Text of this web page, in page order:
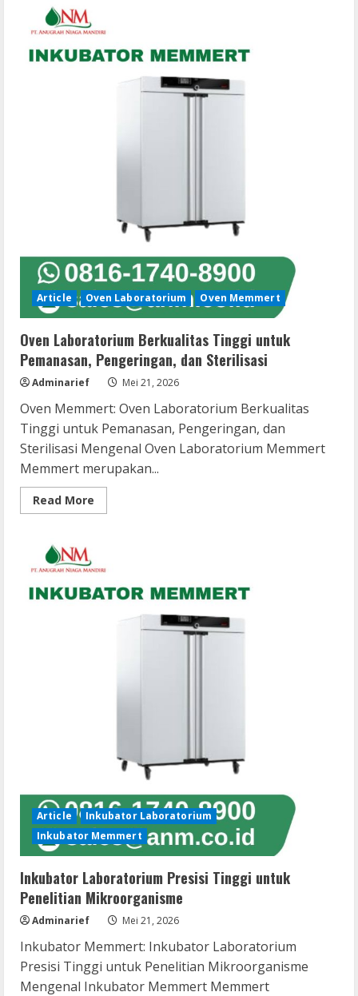
Laboratorium
Modern
untuk
Sterilisasi,
Pengeringan,
Pemanasan
Article Oven Laboratorium Oven Memmert
Oven Laboratorium Berkualitas Tinggi untuk
Pemanasan, Pengeringan, dan Sterilisasi
Adminarief Mei 21, 2026
Oven Memmert: Oven Laboratorium Berkualitas
Tinggi untuk Pemanasan, Pengeringan, dan
Sterilisasi Mengenal Oven Laboratorium Memmert
Memmert merupakan...
Read More
more
Tinggi
untuk
Pemanasan,
Pengeringan,
Sterilisasi
Article
Inkubator Laboratorium
Inkubator Memmert
Inkubator Laboratorium Presisi Tinggi untuk
Penelitian Mikroorganisme
Adminarief Mei 21, 2026
Inkubator Memmert: Inkubator Laboratorium
Presisi Tinggi untuk Penelitian Mikroorganisme
Mengenal Inkubator Memmert Memmert